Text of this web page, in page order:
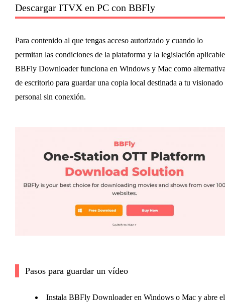
Descargar ITVX en PC con BBFly
Para contenido al que tengas acceso autorizado y cuando lo
permitan las condiciones de la plataforma y la legislación
BBFly Downloader funciona en Windows y Mac como
de escritorio para guardar una copia local destinada a tu visionado
personal sin conexión.
Pasos para guardar un vídeo
Instala BBFly Downloader en Windows o Mac y abre el